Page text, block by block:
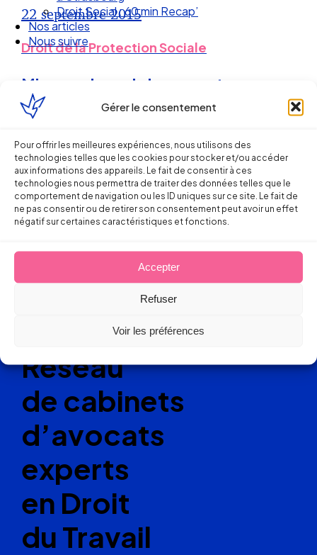
Gérer le consentement
Pour offrir les meilleures expériences, nous utilisons des
technologies telles que les cookies pour stocker et/ou accéder
aux informations des appareils. Le fait de consentir à ces
technologies nous permettra de traiter des données telles que le
comportement de navigation ou les ID uniques sur ce site. Le fait de
ne pas consentir ou de retirer son consentement peut avoir un effet
négatif sur certaines caractéristiques et fonctions.
Accepter
Refuser
Voir les préférences
Droit Social : 60 min Recap’
Nos articles
Nous suivre
22 septembre 2015
Droit de la Protection Sociale
Mise en place de la couverture
santé : il faut être vigilant sur la
20 avril 2015
Ellipse Avocats
Réseau
de cabinets
d’avocats
experts
en Droit
du Travail